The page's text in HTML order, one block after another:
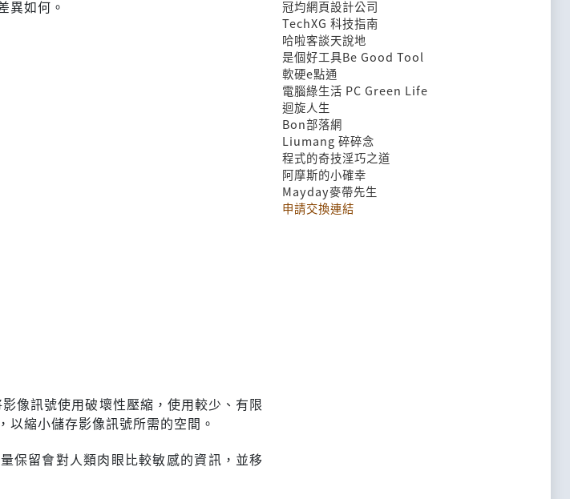
異如何。
像訊號使用破壞性壓縮，使用較少、有限
以縮小儲存影像訊號所需的空間。
保留會對人類肉眼比較敏感的資訊，並移
冠均網頁設計公司
TechXG 科技指南
哈啦客談天說地
是個好工具Be Good Tool
軟硬e點通
電腦綠生活 PC Green Life
迴旋人生
Bon部落網
Liumang 碎碎念
程式的奇技淫巧之道
阿摩斯的小確幸
Mayday麥帶先生
申請交換連結